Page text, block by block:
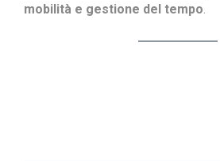
mobilità e gestione del tempo